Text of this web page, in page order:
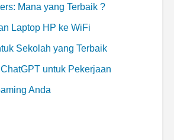
Mana yang Terbaik ?
Laptop HP ke WiFi
Sekolah yang Terbaik
untuk Pekerjaan
Anda